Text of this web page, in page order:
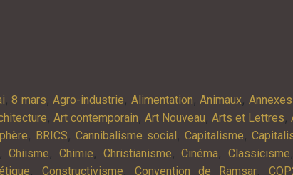
, 8 mars, Agro-industrie, Alimentation, Animaux, Annexes
, Art contemporain, Art Nouveau, Arts et Lettres,
, BRICS, Cannibalisme social , Capitalisme,
,Chiisme, Chimie, Christianisme,Cinéma, Classicisme
, Constructivisme, Convention de Ramsar,